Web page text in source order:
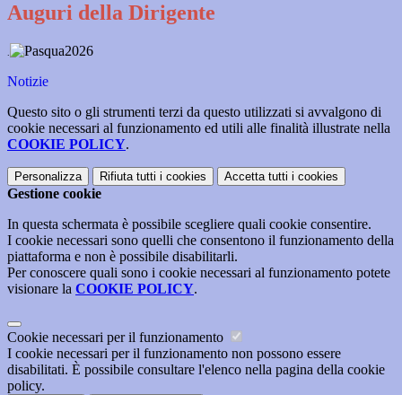
Auguri della Dirigente
Notizie
Questo sito o gli strumenti terzi da questo utilizzati si avvalgono di
cookie necessari al funzionamento ed utili alle finalità illustrate nella
COOKIE POLICY.
Personalizza Rifiuta tutti i cookies Accetta tutti i cookies
Gestione cookie
In questa schermata è possibile scegliere quali cookie consentire.
I cookie necessari sono quelli che consentono il funzionamento della
piattaforma e non è possibile disabilitarli.
Per conoscere quali sono i cookie necessari al funzionamento potete
visionare la COOKIE POLICY.
Cookie necessari per il funzionamento
I cookie necessari per il funzionamento non possono essere
disabilitati. È possibile consultare l'elenco nella pagina della cookie
policy.